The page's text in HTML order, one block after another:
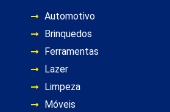
Automotivo
Brinquedos
Ferramentas
Lazer
Limpeza
Móveis